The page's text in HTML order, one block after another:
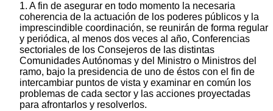
1. A fin de asegurar en todo momento la necesaria
coherencia de la actuación de los poderes públicos y la
imprescindible coordinación, se reunirán de forma regular
y periódica, al menos dos veces al año, Conferencias
sectoriales de los Consejeros de las distintas
Comunidades Autónomas y del Ministro o Ministros del
ramo, bajo la presidencia de uno de éstos con el fin de
intercambiar puntos de vista y examinar en común los
problemas de cada sector y las acciones proyectadas
para afrontarlos y resolverlos.